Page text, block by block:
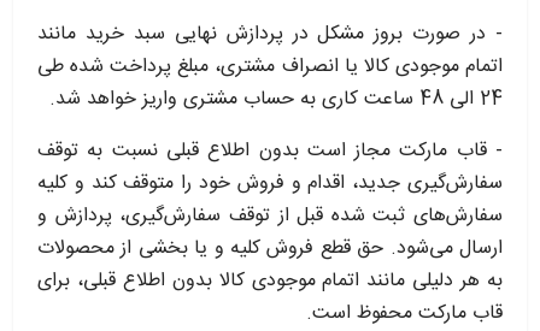
- در صورت بروز مشکل در پردازش نهایی سبد خرید مانند
اتمام موجودی کالا یا انصراف مشتری، مبلغ پرداخت شده طی
24 الی 48 ساعت کاری به حساب مشتری واریز خواهد شد.
- قاب مارکت مجاز است بدون اطلاع قبلی نسبت به توقف
سفارش‌‏گیری جدید، اقدام و فروش خود را متوقف کند و کلیه
سفارش‌‏های ثبت شده قبل از توقف سفارش‌‏گیری، پردازش و
ارسال می‌‏شود. حق قطع فروش کلیه و یا بخشی از محصولات
به هر دلیلی مانند اتمام موجودی کالا بدون اطلاع قبلی، برای
قاب مارکت محفوظ است.